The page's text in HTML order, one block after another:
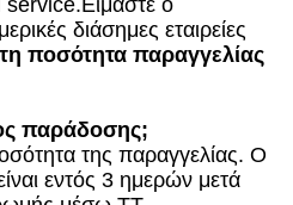
ο
διάσημες εταιρείες
ποσότητα παραγγελίας
παράδοσης;
της παραγγελίας. Ο
εντός 3 ημερών μετά